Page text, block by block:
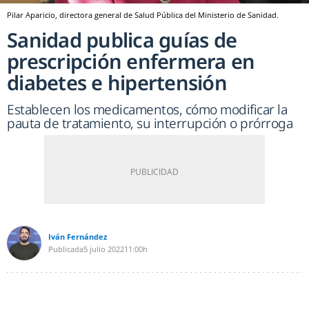
Pilar Aparicio, directora general de Salud Pública del Ministerio de Sanidad.
Sanidad publica guías de
prescripción enfermera en
diabetes e hipertensión
Establecen los medicamentos, cómo modificar la
pauta de tratamiento, su interrupción o prórroga
Iván Fernández
Publicada5 julio 202211:00h